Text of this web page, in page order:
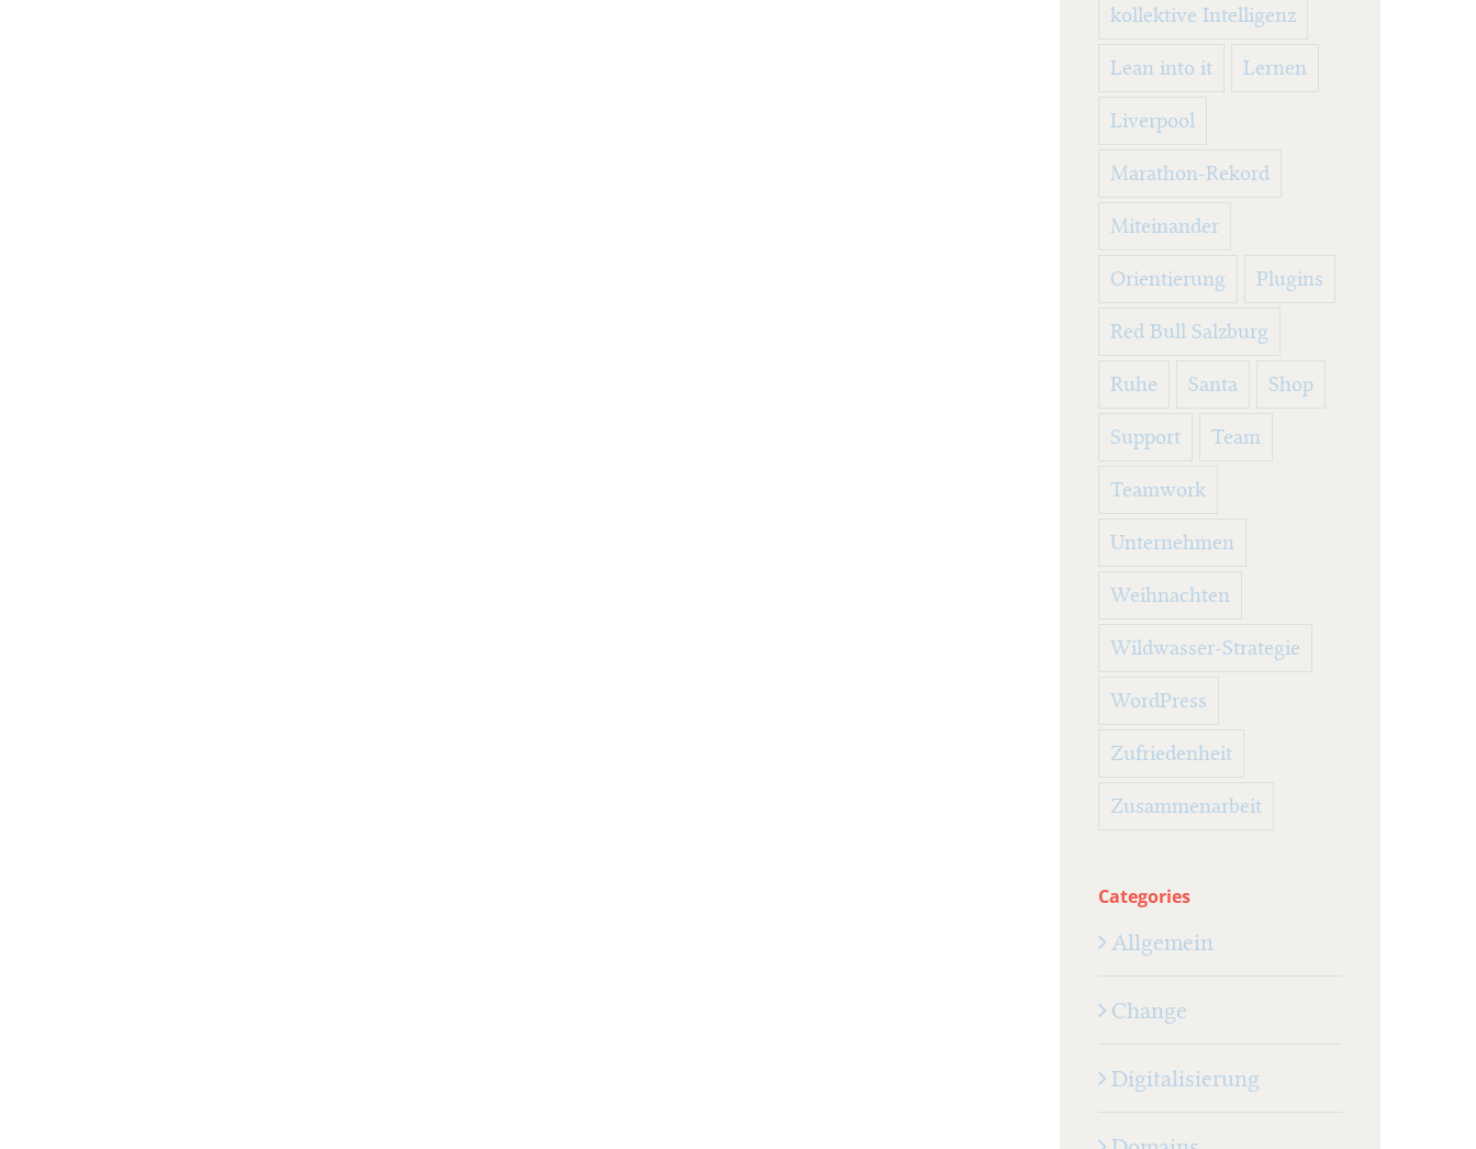
kollektive Intelligenz
Lean into it Lernen
Liverpool
Marathon-Rekord
Miteinander
Orientierung Plugins
Red Bull Salzburg
Ruhe Santa Shop
Support Team
Teamwork
Unternehmen
Weihnachten
Wildwasser-Strategie
WordPress
Zufriedenheit
Zusammenarbeit
Categories
Allgemein
Change
Digitalisierung